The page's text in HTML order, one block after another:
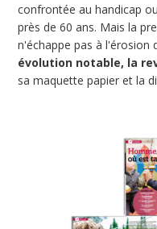
confrontée au handicap
près de 60 ans. Mais la
n'échappe pas à l'érosion
évolution notable, la
sa maquette papier et la